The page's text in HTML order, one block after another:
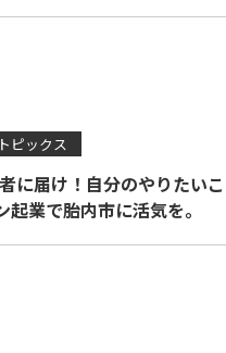
ピックス
に届け！自分のやりたいこ
業で胎内市に活気を。